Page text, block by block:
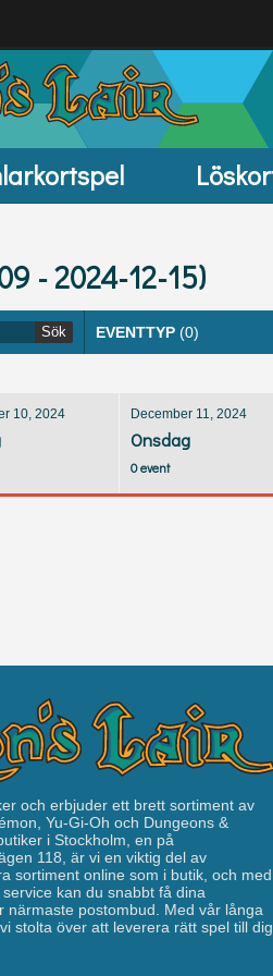
- 2024-12-15)
Sök EVENTTYP(0)
10, 2024 December 11, 2024
Onsdag
0 event
och erbjuder ett brett sortiment av
Yu-Gi-Oh och Dungeons &
i Stockholm, en på
118, är vi en viktig del av
sortiment online som i butik, och med
kan du snabbt få dina
postombud. Med vår långa
stolta över att leverera rätt spel till dig